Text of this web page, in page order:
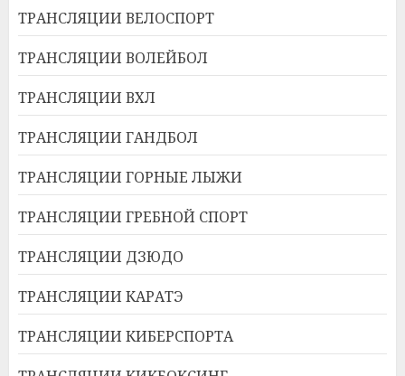
ТРАНСЛЯЦИИ ВЕЛОСПОРТ
ТРАНСЛЯЦИИ ВОЛЕЙБОЛ
ТРАНСЛЯЦИИ ВХЛ
ТРАНСЛЯЦИИ ГАНДБОЛ
ТРАНСЛЯЦИИ ГОРНЫЕ ЛЫЖИ
ТРАНСЛЯЦИИ ГРЕБНОЙ СПОРТ
ТРАНСЛЯЦИИ ДЗЮДО
ТРАНСЛЯЦИИ КАРАТЭ
ТРАНСЛЯЦИИ КИБЕРСПОРТА